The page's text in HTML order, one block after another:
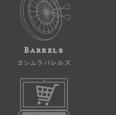
Barrels
ヨシムラバレルズ